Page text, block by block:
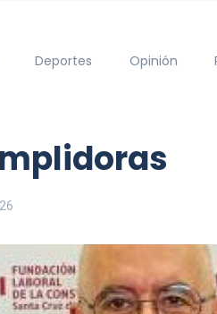
Deportes Opinión